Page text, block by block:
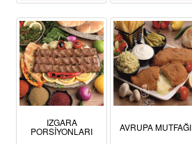
IZGARA
PORSİYONLARI AVRUPA MUTFAĞI